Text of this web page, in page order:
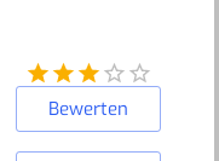
Bewerten